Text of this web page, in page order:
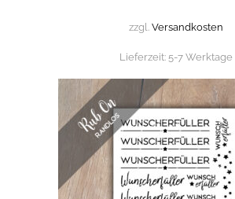
zzgl. Versandkosten
Lieferzeit: 5-7 Werktage